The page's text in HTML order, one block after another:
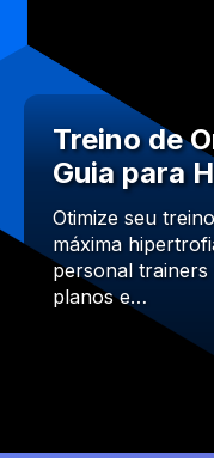
Treino de
Guia para
Otimize seu
máxima
personal
planos e…